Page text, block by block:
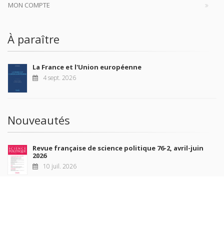
MON COMPTE
À paraître
La France et l'Union européenne
4 sept. 2026
Nouveautés
Revue française de science politique 76-2, avril-juin
2026
10 juil. 2026